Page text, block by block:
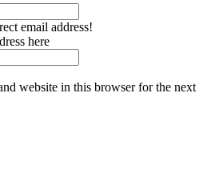
email address!
here
website in this browser for the next